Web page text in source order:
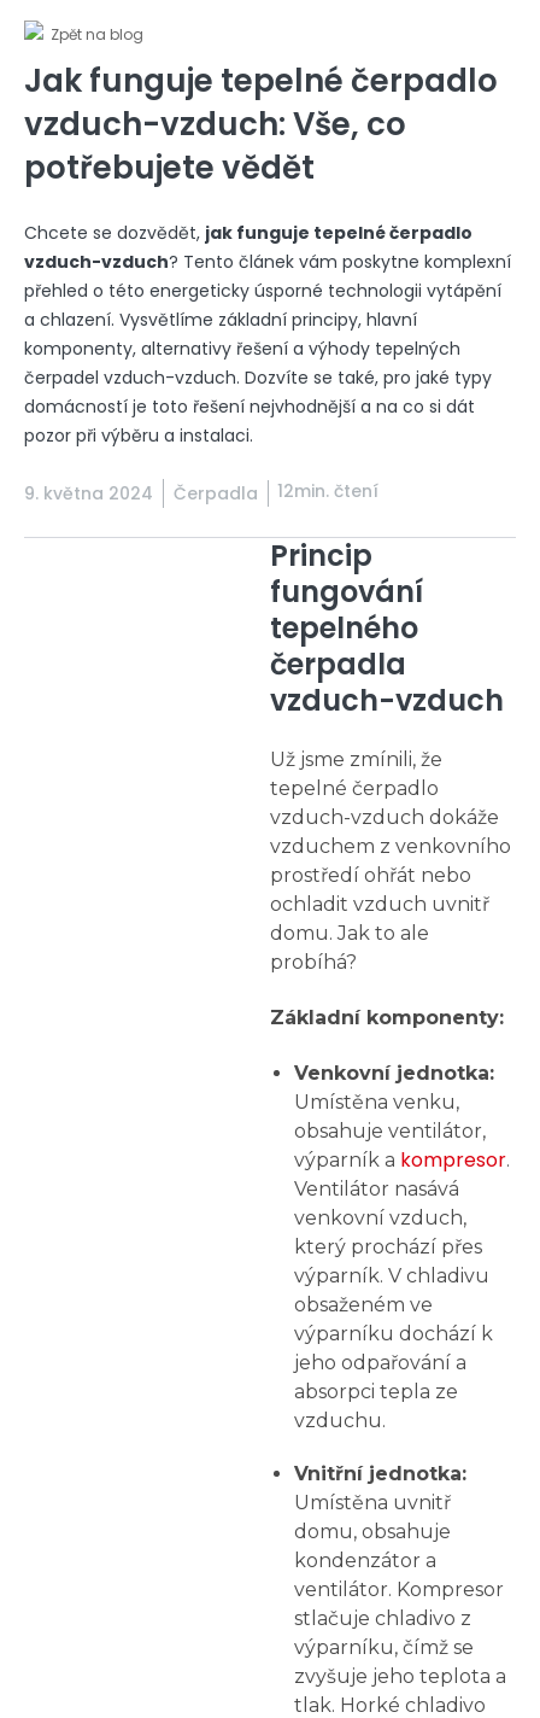
Zpět na blog
Jak funguje tepelné čerpadlo
vzduch-vzduch: Vše, co
potřebujete vědět
Chcete se dozvědět, jak funguje tepelné čerpadlo
vzduch-vzduch? Tento článek vám poskytne komplexní
přehled o této energeticky úsporné technologii vytápění
a chlazení. Vysvětlíme základní principy, hlavní
komponenty, alternativy řešení a výhody tepelných
čerpadel vzduch-vzduch. Dozvíte se také, pro jaké typy
domácností je toto řešení nejvhodnější a na co si dát
pozor při výběru a instalaci.
9. května 2024 Čerpadla 12min. čtení
Princip
fungování
tepelného
čerpadla
vzduch-vzduch
Už jsme zmínili, že
tepelné čerpadlo
vzduch-vzduch dokáže
vzduchem z venkovního
prostředí ohřát nebo
ochladit vzduch uvnitř
domu. Jak to ale
probíhá?
Základní komponenty:
Venkovní jednotka:
Umístěna venku,
obsahuje ventilátor,
výparník a kompresor.
Ventilátor nasává
venkovní vzduch,
který prochází přes
výparník. V chladivu
obsaženém ve
výparníku dochází k
jeho odpařování a
absorpci tepla ze
vzduchu.
Vnitřní jednotka:
Umístěna uvnitř
domu, obsahuje
kondenzátor a
ventilátor. Kompresor
stlačuje chladivo z
výparníku, čímž se
zvyšuje jeho teplota a
tlak. Horké chladivo